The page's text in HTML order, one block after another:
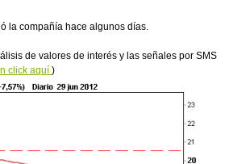
la compañía hace algunos días.
de valores de interés y las señales por SMS
click aquí )